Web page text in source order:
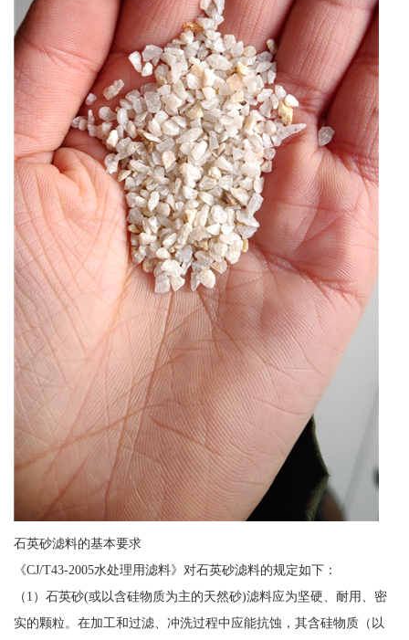
石英砂滤料的基本要求
《CJ/T43-2005水处理用滤料》对石英砂滤料的规定如下：
（1）石英砂(或以含硅物质为主的天然砂)滤料应为坚硬、耐用、密
实的颗粒。在加工和过滤、冲洗过程中应能抗蚀，其含硅物质（以